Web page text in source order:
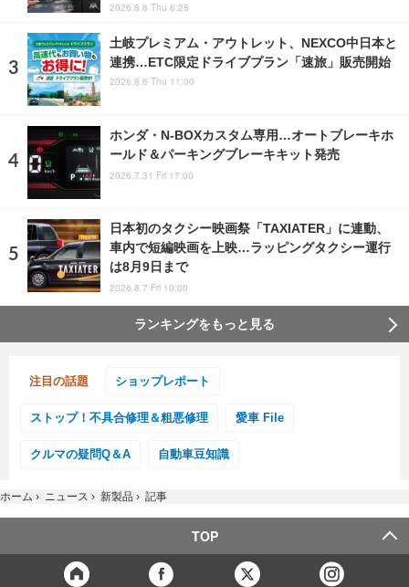
2026.8.6 Thu 6:28
土岐プレミアム・アウトレット、NEXCO中日本と
連携…ETC限定ドライブプラン「速旅」販売開始
2026.8.6 Thu 11:00
ホンダ・N-BOXカスタム専用…オートブレーキホ
ールド＆パーキングブレーキキット発売
2026.7.31 Fri 17:00
日本初のタクシー映画祭「TAXIATER」に連動、
車内で短編映画を上映…ラッピングタクシー運行
は8月9日まで
2026.8.7 Fri 10:00
ランキングをもっと見る
注目の話題 ショップレポート
ストップ！不具合修理＆粗悪修理 愛車 File
クルマの疑問Q＆A 自動車豆知識
ホーム › ニュース › 新製品 › 記事
TOP